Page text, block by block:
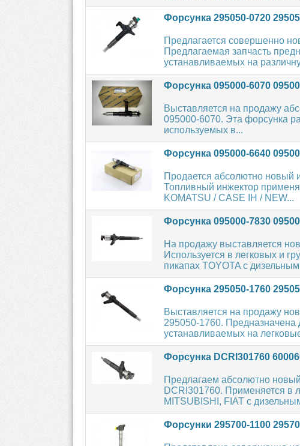
Форсунка 295050-0720
Предлагается совершенно
Предлагаемая запчасть
устанавливаемых на
Форсунка 095000-6070
Выставляется на продажу
095000-6070. Эта форсунка
используемых в...
Форсунка 095000-6640
Продается абсолютно новый
Топливный инжектор
KOMATSU / CASE IH / NEW...
Форсунка 095000-7830
На продажу выставляется
Используется в легковых и
пикапах TOYOTA с
Форсунка 295050-1760
Выставляется на продажу
295050-1760. Предназначена
устанавливаемых на
Форсунка DCRI301760
Предлагаем абсолютно
DCRI301760. Применяется в
MITSUBISHI, FIAT с
Форсунки 295700-1100